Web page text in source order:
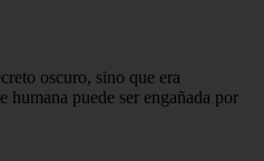
oscuro, sino que era
puede ser engañada por